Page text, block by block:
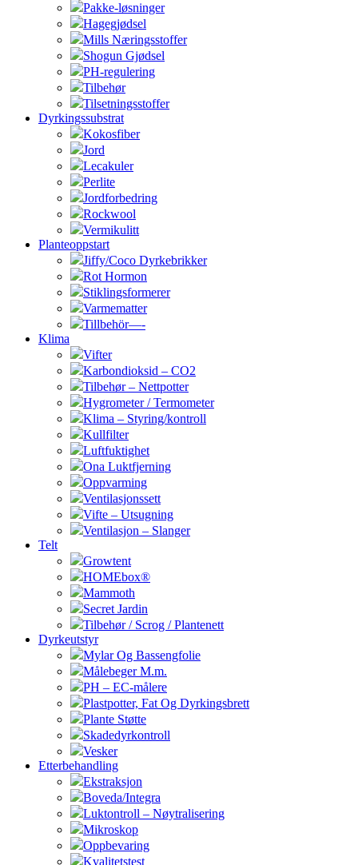
Pakke-løsninger
Hagegjødsel
Mills Næringsstoffer
Shogun Gjødsel
PH-regulering
Tilbehør
Tilsetningsstoffer
Dyrkingssubstrat
Kokosfiber
Jord
Lecakuler
Perlite
Jordforbedring
Rockwool
Vermikulitt
Planteoppstart
Jiffy/Coco Dyrkebrikker
Rot Hormon
Stiklingsformerer
Varmematter
Tillbehör—-
Klima
Vifter
Karbondioksid – CO2
Tilbehør – Nettpotter
Hygrometer / Termometer
Klima – Styring/kontroll
Kullfilter
Luftfuktighet
Ona Luktfjerning
Oppvarming
Ventilasjonssett
Vifte – Utsugning
Ventilasjon – Slanger
Telt
Growtent
HOMEbox®
Mammoth
Secret Jardin
Tilbehør / Scrog / Plantenett
Dyrkeutstyr
Mylar Og Bassengfolie
Målebeger M.m.
PH – EC-målere
Plastpotter, Fat Og Dyrkingsbrett
Plante Støtte
Skadedyrkontroll
Vesker
Etterbehandling
Ekstraksjon
Boveda/Integra
Luktontroll – Nøytralisering
Mikroskop
Oppbevaring
Kvalitetstest